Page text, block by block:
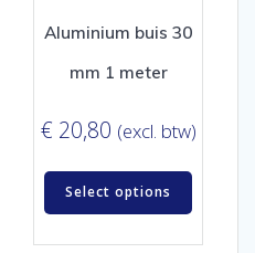
Aluminium buis 30
mm 1 meter
€ 20,80 (excl. btw)
Select options